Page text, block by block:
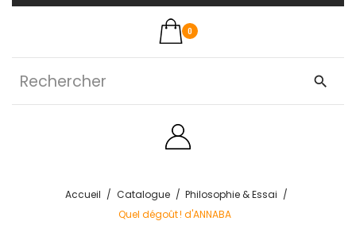
0
search
Accueil Catalogue
Philosophie & Essai
Quel dégoût ! d'ANNABA